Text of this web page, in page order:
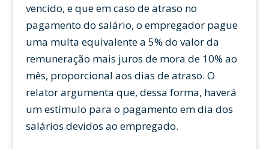
vencido, e que em caso de atraso no
pagamento do salário, o empregador pague
uma multa equivalente a 5% do valor da
remuneração mais juros de mora de 10% ao
mês, proporcional aos dias de atraso. O
relator argumenta que, dessa forma, haverá
um estímulo para o pagamento em dia dos
salários devidos ao empregado.